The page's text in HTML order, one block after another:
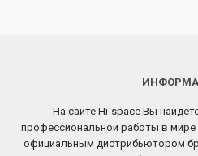
На сайте Hi-space Вы
профессиональной работы в
официальным дистрибьютором